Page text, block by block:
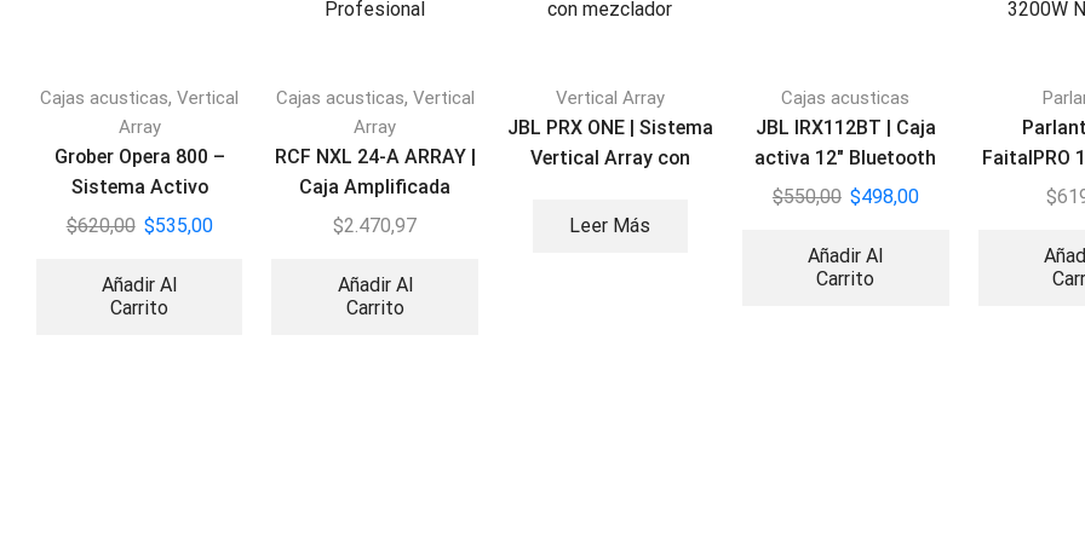
Cajas acusticas,Vertical
Array
Grober Opera 800 –
Sistema Activo
Vertical
$620,00 $535,00
Añadir Al
Carrito
Cajas acusticas, Vertical
Array
RCF NXL 24-A ARRAY |
Caja Amplificada
Profesional
$2.470,97
Añadir Al
Carrito
Vertical Array
JBL PRX ONE | Sistema
Vertical Array con
Leer Más
Cajas acusticas
JBL IRX112BT | Caja
activa 12″ Bluetooth
5.0
$550,00 $498,00
Añadir Al
Carrito
FaitalPRO
3200W
$